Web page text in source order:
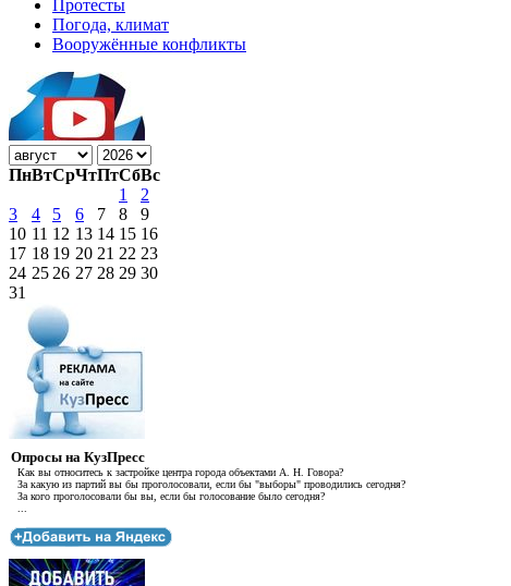
Протесты
Погода, климат
Вооружённые конфликты
ПнВтСрЧтПтСбВс
1
2
3
4 5 6 7 8
9
10 11 12 13 14 15 16
17 18 19 20 21 22 23
24 25 26 27 28 29 30
31
Опросы на КузПресс
Как вы относитесь к застройке центра города объектами А. Н. Говора?
За какую из партий вы бы проголосовали, если бы "выборы" проводились сегодня?
За кого проголосовали бы вы, если бы голосование было сегодня?